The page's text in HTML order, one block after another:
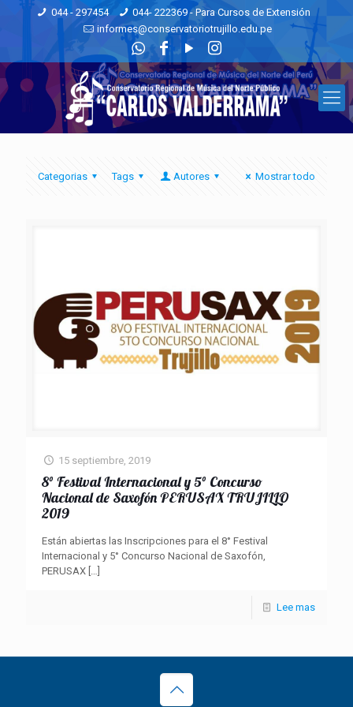
044 - 297454
044- 222369 - Para Cursos de Extensión
informes@conservatoriotrujillo.edu.pe
Categorias Tags Autores Mostrar todo
15 septiembre, 2019
8° Festival Internacional y 5° Concurso
Nacional de Saxofón PERUSAX TRUJILLO
2019
Están abiertas las Inscripciones para el 8° Festival
Internacional y 5° Concurso Nacional de Saxofón,
PERUSAX […]
Lee mas